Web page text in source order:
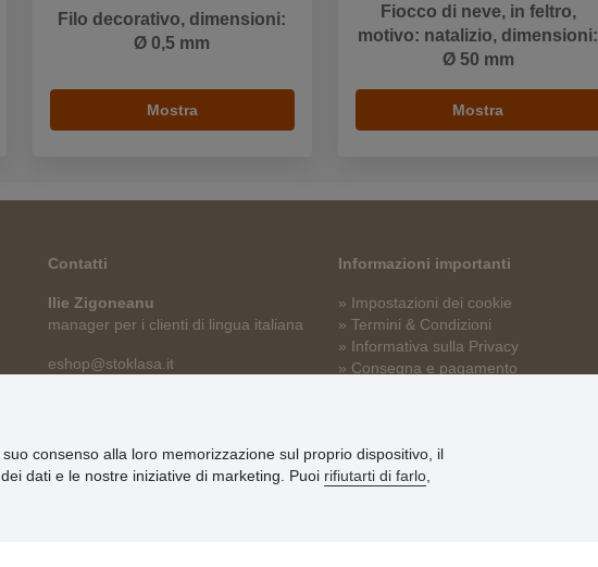
Filo decorativo, dimensioni:
Ø 0,5 mm
Mostra
Fiocco di neve, in feltro,
motivo: natalizio, dimensioni:
Ø 50 mm
Mostra
Contatti
Ilie Zigoneanu
manager per i clienti di lingua italiana
eshop@stoklasa.it
Informazioni importanti
» Impostazioni dei cookie
» Termini & Condizioni
» Informativa sulla Privacy
» Consegna e pagamento
consenso alla loro memorizzazione sul proprio dispositivo, il
dati e le nostre iniziative di marketing. Puoi rifiutarti di farlo